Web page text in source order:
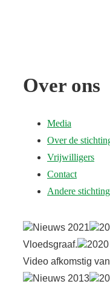
Over ons
Media
Over de
Vrijwilligers
Contact
Andere
Nieuws 2021
Vloedsgraaf.
Video afkomstig
Nieuws 2013